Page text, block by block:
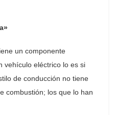
un componente
vehículo eléctrico lo es si
de conducción no tiene
combustión; los que lo han